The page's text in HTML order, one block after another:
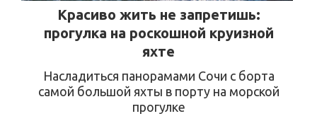
Красиво жить не запретишь:
прогулка на роскошной круизной
яхте
Насладиться панорамами Сочи с борта
самой большой яхты в порту на морской
прогулке